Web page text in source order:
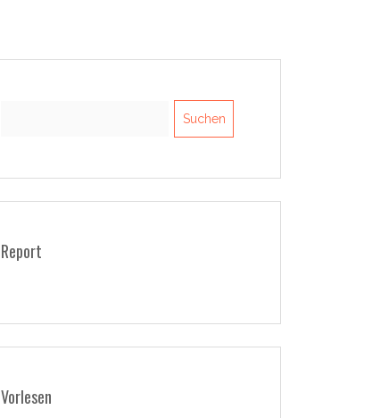
Report
Vorlesen